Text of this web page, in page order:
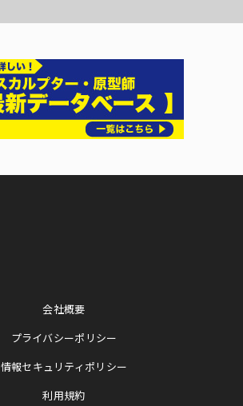
会社概要
プライバシーポリシー
情報セキュリティポリシー
利用規約